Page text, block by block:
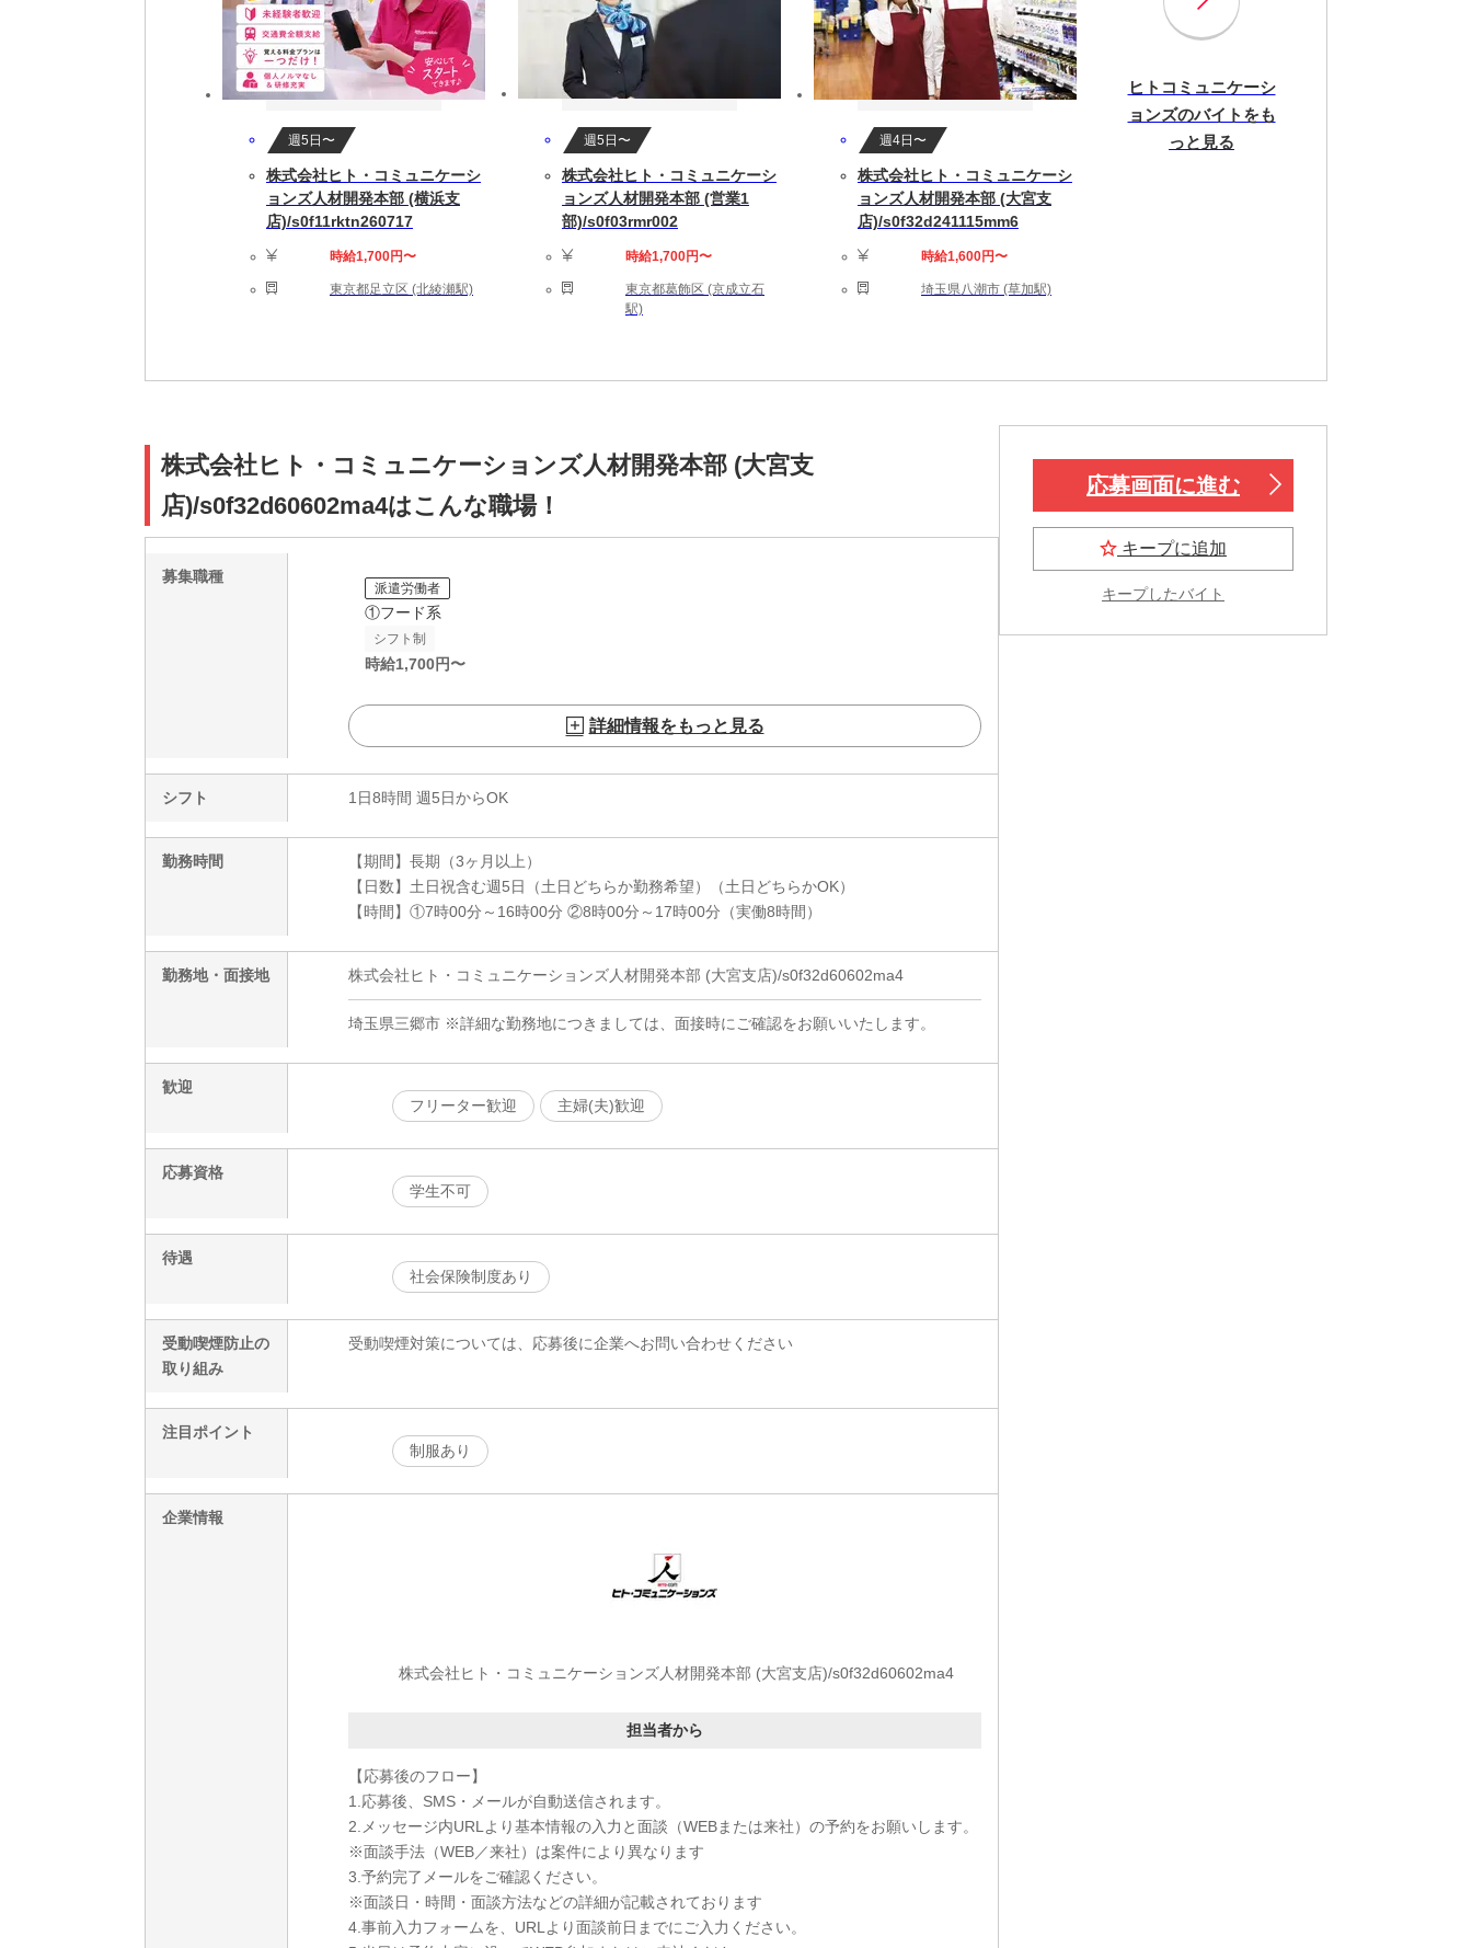
週5日〜
株式会社ヒト・コミュニケーシ
ョンズ人材開発本部 (横浜支
店)/s0f11rktn260717
時給1,700円〜
東京都足立区 (北綾瀬駅)
週5日〜
株式会社ヒト・コミュニケーシ
ョンズ人材開発本部 (営業1
部)/s0f03rmr002
時給1,700円〜
東京都葛飾区 (京成立石
駅)
週4日〜
株式会社ヒト・コミュニケーシ
ョンズ人材開発本部 (大宮支
店)/s0f32d241115mm6
時給1,600円〜
埼玉県八潮市 (草加駅)
ヒトコミュニケーシ
ョンズのバイトをも
っと見る
株式会社ヒト・コミュニケーションズ人材開発本部 (大宮支
店)/s0f32d60602ma4はこんな職場！
募集職種
派遣労働者
①フード系
シフト制
時給1,700円〜
詳細情報をもっと見る
シフト 1日8時間 週5日からOK
勤務時間
【期間】長期（3ヶ月以上）
【日数】土日祝含む週5日（土日どちらか勤務希望）（土日どちらかOK）
【時間】①7時00分～16時00分 ②8時00分～17時00分（実働8時間）
勤務地・面接地 株式会社ヒト・コミュニケーションズ人材開発本部 (大宮支店)/s0f32d60602ma4
埼玉県三郷市 ※詳細な勤務地につきましては、面接時にご確認をお願いいたします。
歓迎
フリーター歓迎
主婦(夫)歓迎
応募資格
学生不可
待遇
社会保険制度あり
受動喫煙防止の
取り組み
受動喫煙対策については、応募後に企業へお問い合わせください
注目ポイント
制服あり
企業情報
株式会社ヒト・コミュニケーションズ人材開発本部 (大宮支店)/s0f32d60602ma4
担当者から
【応募後のフロー】
1.応募後、SMS・メールが自動送信されます。
2.メッセージ内URLより基本情報の入力と面談（WEBまたは来社）の予約をお願いします。
※面談手法（WEB／来社）は案件により異なります
3.予約完了メールをご確認ください。
※面談日・時間・面談方法などの詳細が記載されております
4.事前入力フォームを、URLより面談前日までにご入力ください。
応募画面に進む
キープに追加
キープしたバイト